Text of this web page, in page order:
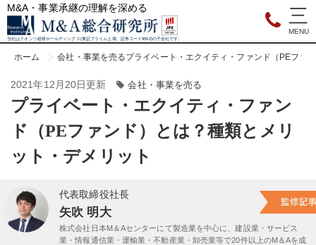
M&A・事業承継の理解を深める
当社はクオンツ総研ホールディングス(東証プライム上場、証券コード9552)の子会社です。
ホーム 会社・事業を売るプライベート・エクイティ・ファンド（PEファ
2021年12月20日更新 会社・事業を売る
プライベート・エクイティ・ファン
ド（PEファンド）とは？種類とメリ
ット・デメリット
代表取締役社長
矢吹 明大
株式会社日本M＆Aセンターにて製造業を中心に、建設業・サービス
業・情報通信業・運輸業・不動産業・卸売業等で20件以上のM＆Aを成